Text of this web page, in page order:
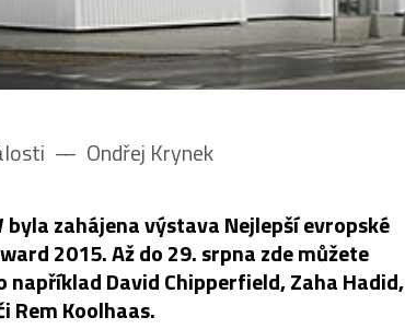
–– Ondřej Krynek
zahájena výstava Nejlepší evropské
2015. Až do 29. srpna zde můžete
David Chipperfield, Zaha Hadid,
Rem Koolhaas.